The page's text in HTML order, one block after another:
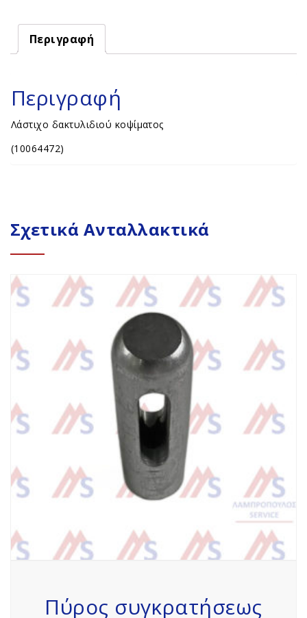
Περιγραφή
Περιγραφή
Λάστιχο δακτυλιδιού κοψίματος
(10064472)
Σχετικά Ανταλλακτικά
Πύρος συγκρατήσεως